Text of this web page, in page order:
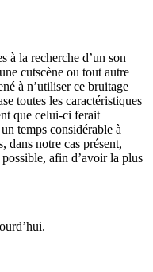
à la recherche d’un son
cutscène ou tout autre
à n’utiliser ce bruitage
toutes les caractéristiques
que celui-ci ferait
temps considérable à
dans notre cas présent,
afin d’avoir la plus